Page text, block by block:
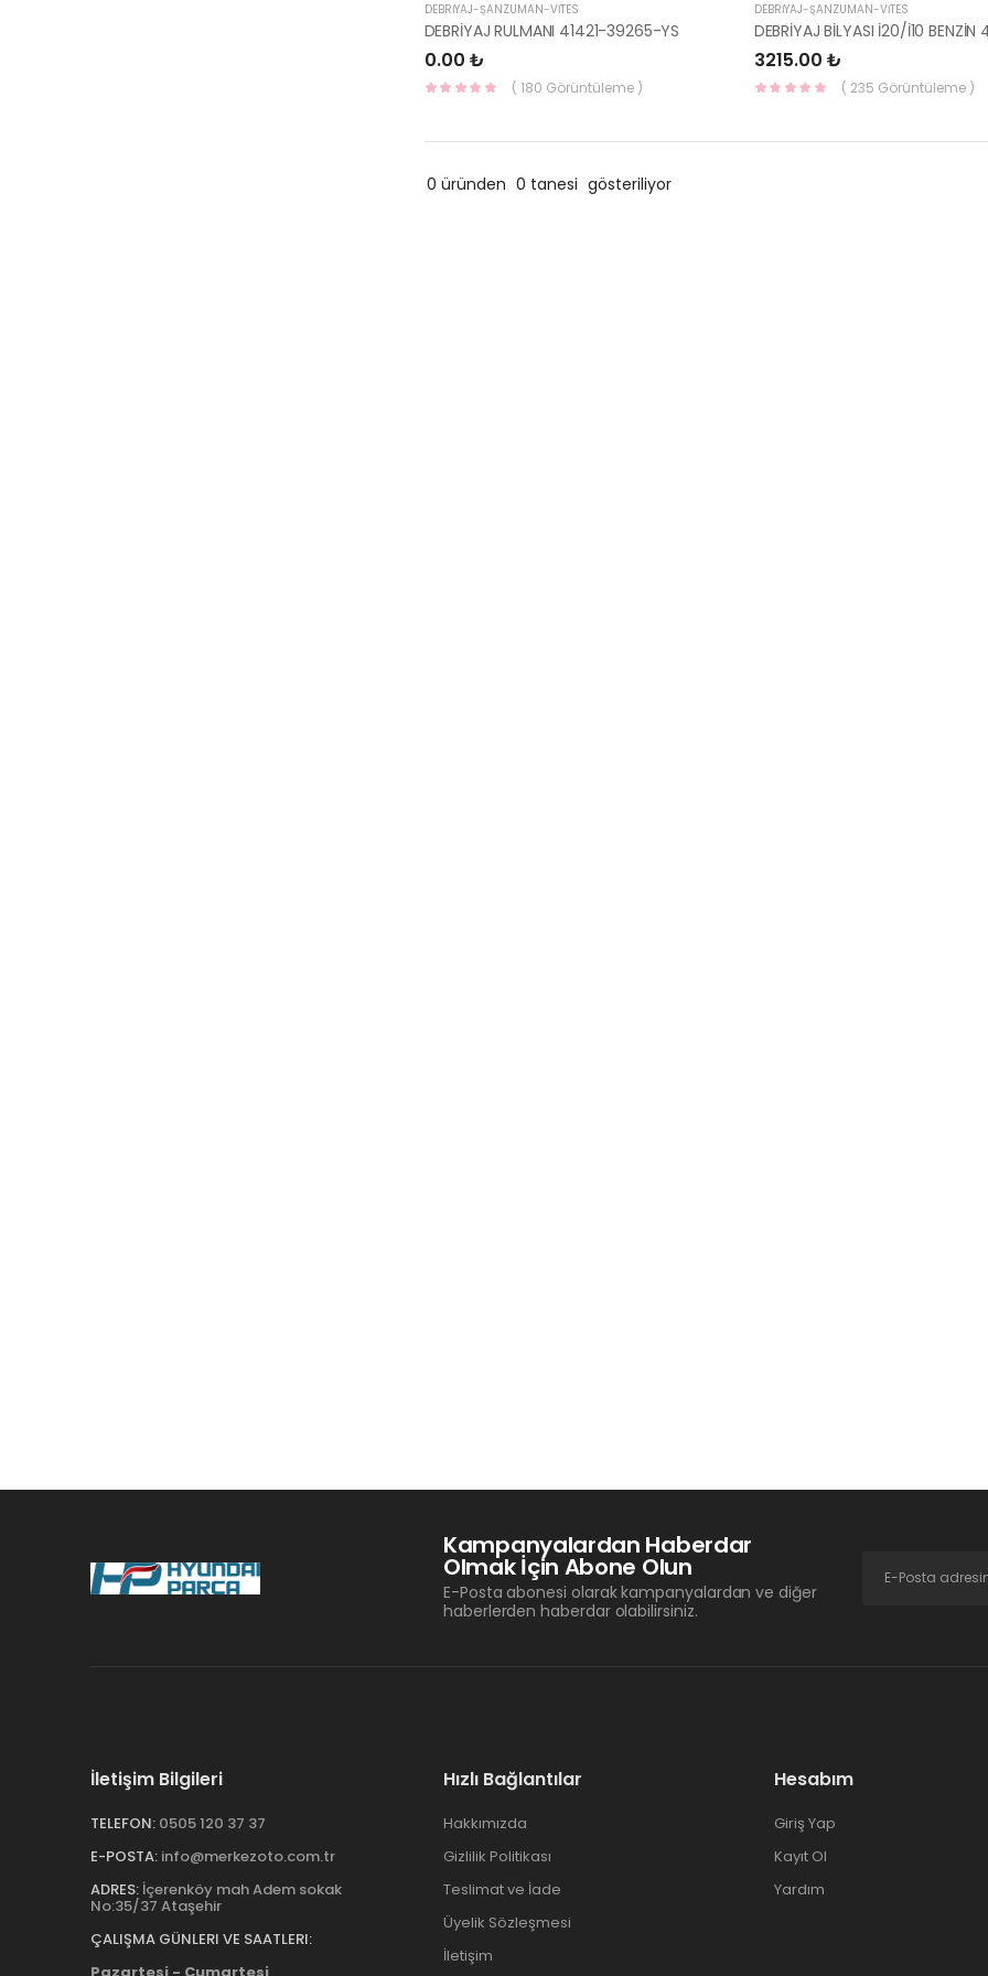
DEBRİYAJ-ŞANZUMAN-VİTES
DEBRİYAJ RULMANI 41421-39265-YS
0.00 ₺
( 180 Görüntüleme )
DEBRİYAJ-ŞANZUMAN-VİTES
3215.00 ₺
( 235 Görüntüleme )
0 üründen 0 tanesi gösteriliyor
Kampanyalardan Haberdar
Olmak İçin Abone Olun
E-Posta abonesi olarak kampanyalardan ve diğer
haberlerden haberdar olabilirsiniz.
İletişim Bilgileri
TELEFON: 0505 120 37 37
E-POSTA: info@merkezoto.com.tr
ADRES: İçerenköy mah Adem sokak
No:35/37 Ataşehir
ÇALIŞMA GÜNLERI VE SAATLERI:
Hızlı Bağlantılar
Hakkımızda
Gizlilik Politikası
Teslimat ve İade
Üyelik Sözleşmesi
İletişim
Hesabım
Giriş Yap
Kayıt Ol
Yardım